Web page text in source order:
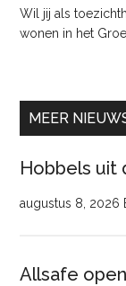
Wil jij als
wonen in het
MEER
Hobbels uit
augustus 8, 2026
Allsafe